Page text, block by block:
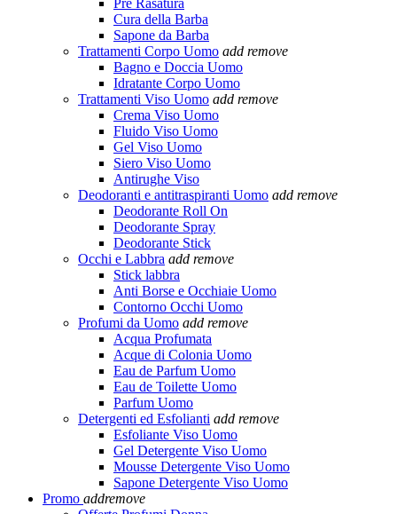
Pre Rasatura
Cura della Barba
Sapone da Barba
Trattamenti Corpo Uomo add remove
Bagno e Doccia Uomo
Idratante Corpo Uomo
Trattamenti Viso Uomo add remove
Crema Viso Uomo
Fluido Viso Uomo
Gel Viso Uomo
Siero Viso Uomo
Antirughe Viso
Deodoranti e antitraspiranti Uomo add remove
Deodorante Roll On
Deodorante Spray
Deodorante Stick
Occhi e Labbra add remove
Stick labbra
Anti Borse e Occhiaie Uomo
Contorno Occhi Uomo
Profumi da Uomo add remove
Acqua Profumata
Acque di Colonia Uomo
Eau de Parfum Uomo
Eau de Toilette Uomo
Parfum Uomo
Detergenti ed Esfolianti add remove
Esfoliante Viso Uomo
Gel Detergente Viso Uomo
Mousse Detergente Viso Uomo
Sapone Detergente Viso Uomo
Promo addremove